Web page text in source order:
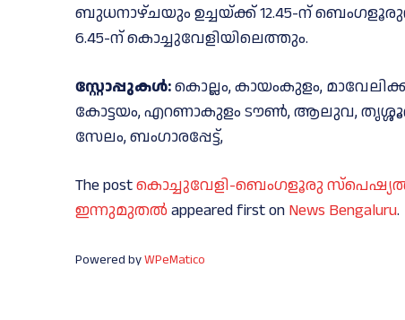
ബുധനാഴ്ചയും ഉച്ചയ്ക്ക് 12.45-ന്
6.45-ന് കൊച്ചുവേളിയിലെത്തും.
സ്റ്റോപ്പുകൾ:കൊല്ലം, കായംകുളം,
കോട്ടയം, എറണാകുളം ടൗൺ, ആലുവ,
സേലം, ബംഗാരപ്പേട്ട്,
The postകൊച്ചുവേളി-ബെംഗളൂരു സ്പെഷ്യല്‍
ഇന്നുമുതൽ appeared first on News Bengaluru.
Powered byWPeMatico